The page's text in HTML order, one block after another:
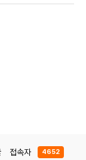
접속자 4652